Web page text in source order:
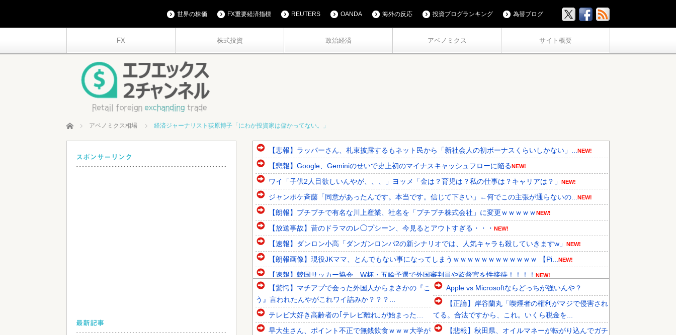
FX 株式投資 政治経済 アベノミクス サイト概要
世界の株価 FX重要経済指標 REUTERS OANDA 海外の反応 投資ブログランキング 為替ブログ
ホーム アベノミクス相場 経済ジャーナリスト荻原博子「にわか投資家は儲かってない。」
【悲報】ラッパーさん、札束披露するもネット民から「新社会人の初ボーナスくらいしかない」... NEW!
【悲報】Google、Geminiのせいで史上初のマイナスキャッシュフローに陥るNEW!
ワイ「子供2人目欲しいんやが、、、」ヨッメ「金は？育児は？私の仕事は？キャリアは？」 NEW!
ジャンポケ斉藤「同意があったんです。本当です。信じて下さい」←何でこの主張が通らないの... NEW!
【朗報】プチプチで有名な川上産業、社名を「プチプチ株式会社」に変更ｗｗｗｗｗNEW!
【放送事故】昔のドラマのレ◯プシーン、今見るとアウトすぎる・・・ NEW!
【速報】ダンロン小高「ダンガンロンパ2の新シナリオでは、人気キャラも殺していきますw」 NEW!
【朗報画像】現役JKママ、とんでもない事になってしまうｗｗｗｗｗｗｗｗｗｗｗｗ 【Pi... NEW!
【速報】韓国サッカー協会、W杯・五輪予選で外国審判員や監督官を性接待！！！！ NEW!
韓国人「フランスの有力紙も大韓サッカー協会前代未聞の不祥事を詳細に報道！」→「国際的ス... NEW!
韓国人「日本人審判も多数含まれていたサッカー協会の衝撃的な接待リストに衝撃の声！」→「...NEW!
韓国人「日本メディアが2002年ワールドカップ韓国準決勝も調査すべきと主張！」→「英国...NEW!
【驚愕】マチアプで会った外国人からまさかの『こ
う』言われたんやがこれワイ詰みか？？？...
テレビ大好き高齢者の｢テレビ離れ｣が始まった…
早大生さん、ポイント不正で無銭飲食ｗｗｗ大学が
Apple vs Microsoftならどっちが強いんや？
【正論】岸谷蘭丸「喫煙者の権利がマジで侵害され
てる。合法ですから、これ。いくら税金を...
【悲報】秋田県、オイルマネーが転がり込んでガチ
スポンサーリンク
最新記事